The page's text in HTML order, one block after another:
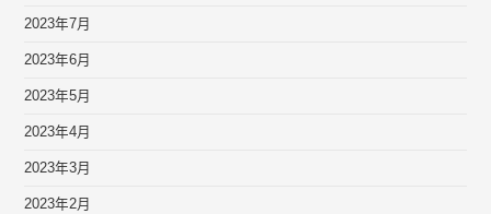
2023年7月
2023年6月
2023年5月
2023年4月
2023年3月
2023年2月